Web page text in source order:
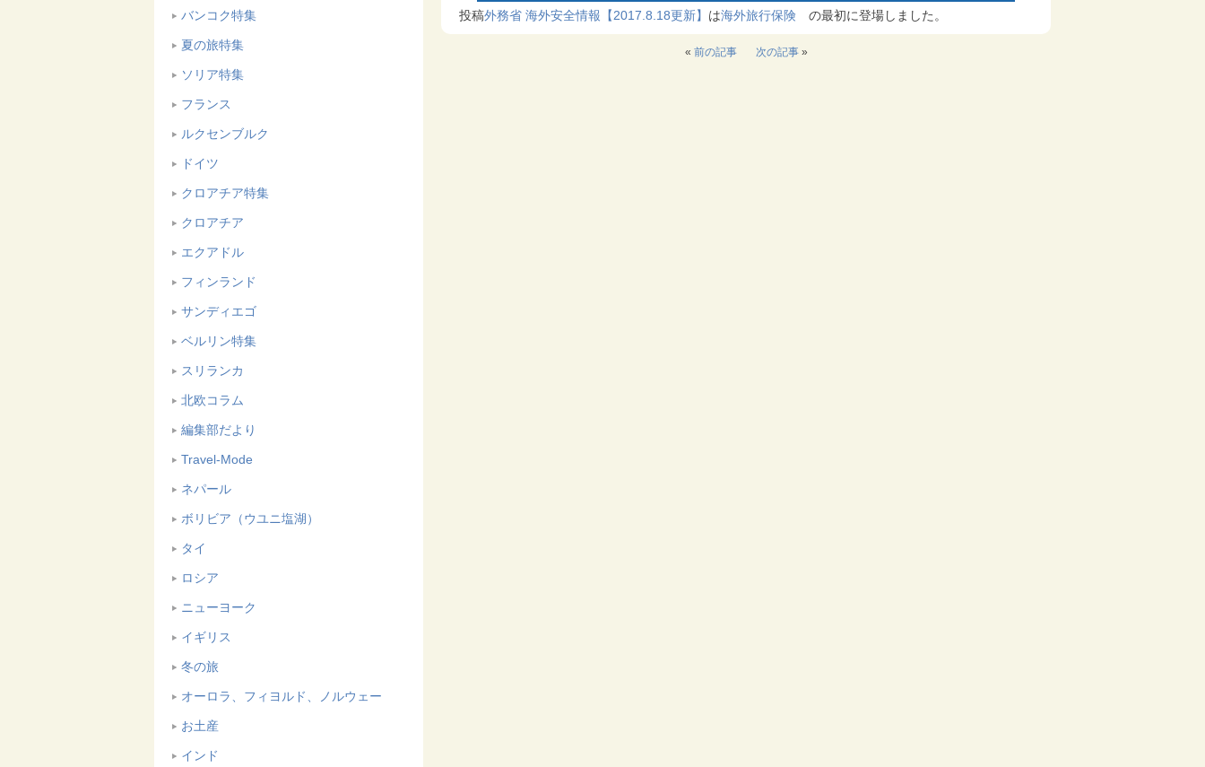
バンコク特集
夏の旅特集
ソリア特集
フランス
ルクセンブルク
ドイツ
クロアチア特集
クロアチア
エクアドル
フィンランド
サンディエゴ
ベルリン特集
スリランカ
北欧コラム
編集部だより
Travel-Mode
ネパール
ボリビア（ウユニ塩湖）
タイ
ロシア
ニューヨーク
イギリス
冬の旅
オーロラ、フィヨルド、ノルウェー
お土産
インド
投稿外務省 海外安全情報【2017.8.18更新】 は海外旅行保険 の最初に登場しました。
« 前の記事 次の記事»